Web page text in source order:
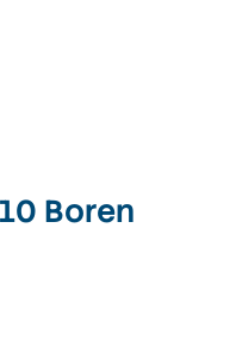
Boren